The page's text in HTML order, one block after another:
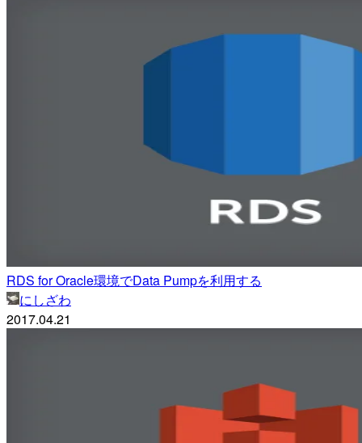
RDS for Oracle環境でData Pumpを利用する
にしざわ
2017.04.21